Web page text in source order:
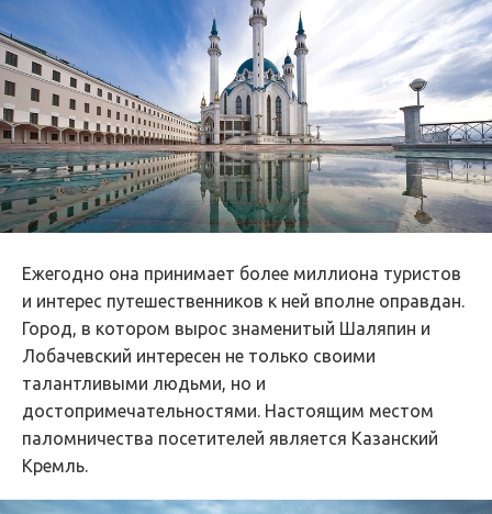
Ежегодно она принимает более миллиона туристов
и интерес путешественников к ней вполне оправдан.
Город, в котором вырос знаменитый Шаляпин и
Лобачевский интересен не только своими
талантливыми людьми, но и
достопримечательностями. Настоящим местом
паломничества посетителей является Казанский
Кремль.